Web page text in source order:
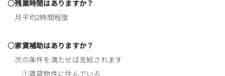
○残業時間はありますか？
月平均2時間程度
○家賃補助はありますか？
次の条件を満たせば支給されます
①賃貸物件に住んでいる